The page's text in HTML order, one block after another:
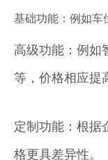
基础功能：例如车
高级功能：例如
等，价格相应提
定制功能：根据
格更具差异性。